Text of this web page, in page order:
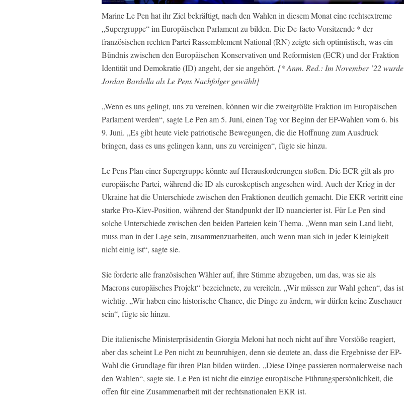
Marine Le Pen hat ihr Ziel bekräftigt, nach den Wahlen in diesem Monat eine rechtsextreme
„Supergruppe“ im Europäischen Parlament zu bilden. Die De-facto-Vorsitzende * der
französischen rechten Partei Rassemblement National (RN) zeigte sich optimistisch, was ein
Bündnis zwischen den Europäischen Konservativen und Reformisten (ECR) und der Fraktion
Identität und Demokratie (ID) angeht, der sie angehört. [* Anm. Red.: Im November ’22 wurde
Jordan Bardella als Le Pens Nachfolger gewählt]
„Wenn es uns gelingt, uns zu vereinen, können wir die zweitgrößte Fraktion im Europäischen
Parlament werden“, sagte Le Pen am 5. Juni, einen Tag vor Beginn der EP-Wahlen vom 6. bis
9. Juni. „Es gibt heute viele patriotische Bewegungen, die die Hoffnung zum Ausdruck
bringen, dass es uns gelingen kann, uns zu vereinigen“, fügte sie hinzu.
Le Pens Plan einer Supergruppe könnte auf Herausforderungen stoßen. Die ECR gilt als pro-
europäische Partei, während die ID als euroskeptisch angesehen wird. Auch der Krieg in der
Ukraine hat die Unterschiede zwischen den Fraktionen deutlich gemacht. Die EKR vertritt eine
starke Pro-Kiev-Position, während der Standpunkt der ID nuancierter ist. Für Le Pen sind
solche Unterschiede zwischen den beiden Parteien kein Thema. „Wenn man sein Land liebt,
muss man in der Lage sein, zusammenzuarbeiten, auch wenn man sich in jeder Kleinigkeit
nicht einig ist“, sagte sie.
Sie forderte alle französischen Wähler auf, ihre Stimme abzugeben, um das, was sie als
Macrons europäisches Projekt“ bezeichnete, zu vereiteln. „Wir müssen zur Wahl gehen“, das ist
wichtig. „Wir haben eine historische Chance, die Dinge zu ändern, wir dürfen keine Zuschauer
sein“, fügte sie hinzu.
Die italienische Ministerpräsidentin Giorgia Meloni hat noch nicht auf ihre Vorstöße reagiert,
aber das scheint Le Pen nicht zu beunruhigen, denn sie deutete an, dass die Ergebnisse der EP-
Wahl die Grundlage für ihren Plan bilden würden. „Diese Dinge passieren normalerweise nach
den Wahlen“, sagte sie. Le Pen ist nicht die einzige europäische Führungspersönlichkeit, die
offen für eine Zusammenarbeit mit der rechtsnationalen EKR ist.